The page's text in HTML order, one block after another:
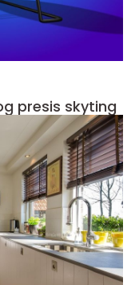
presis skyting